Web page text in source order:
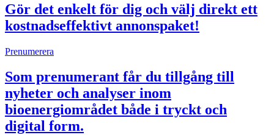
Gör det enkelt för dig och välj direkt ett
kostnadseffektivt annonspaket!
Prenumerera
Som prenumerant får du tillgång till
nyheter och analyser inom
bioenergiområdet både i tryckt och
digital form.